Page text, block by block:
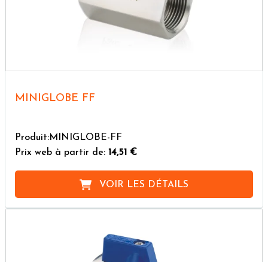
MINIGLOBE FF
Produit:MINIGLOBE-FF
Prix web à partir de: 14,51 €
VOIR LES DÉTAILS